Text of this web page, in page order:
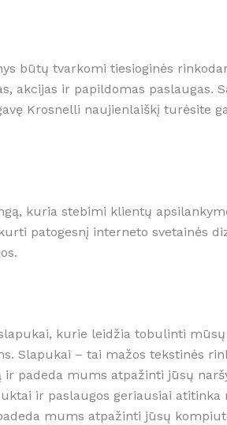
būtų tvarkomi tiesioginės
akcijas ir papildomas paslaugas.
Krosnelli naujienlaiškį turėsite
kuria stebimi klientų
patogesnį interneto svetainės
kurie leidžia tobulinti
Slapukai – tai mažos tekstinės
padeda mums atpažinti jūsų
ir paslaugos geriausiai
mums atpažinti jūsų